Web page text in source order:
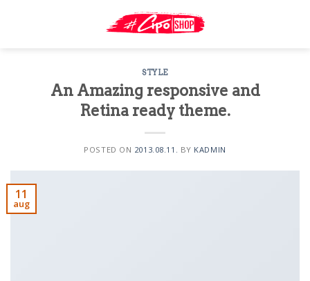
STYLE
An Amazing responsive and
Retina ready theme.
POSTED ON 2013.08.11. BY KADMIN
11
aug